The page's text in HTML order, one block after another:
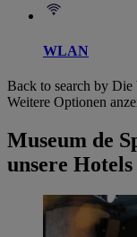
WLAN
Back to search by Die
Weitere Optionen
Museum de
unsere Hotels